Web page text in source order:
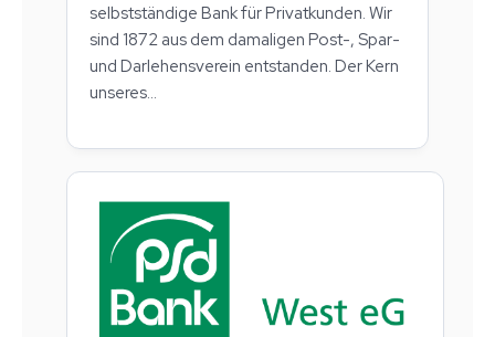
selbstständige Bank für Privatkunden. Wir
sind 1872 aus dem damaligen Post-, Spar-
und Darlehensverein entstanden. Der Kern
unseres...